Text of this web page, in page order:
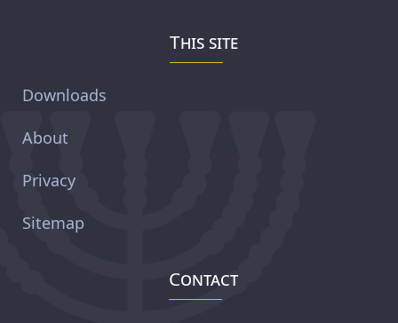
This site
Downloads
About
Privacy
Sitemap
Contact